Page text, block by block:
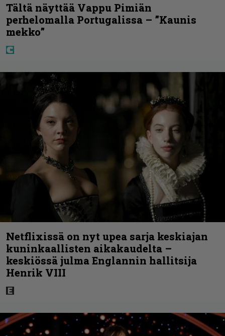
Tältä näyttää Vappu Pimiän
perhelomalla Portugalissa – ”Kaunis
mekko”
Netflixissä on nyt upea sarja keskiajan
kuninkaallisten aikakaudelta –
keskiössä julma Englannin hallitsija
Henrik VIII